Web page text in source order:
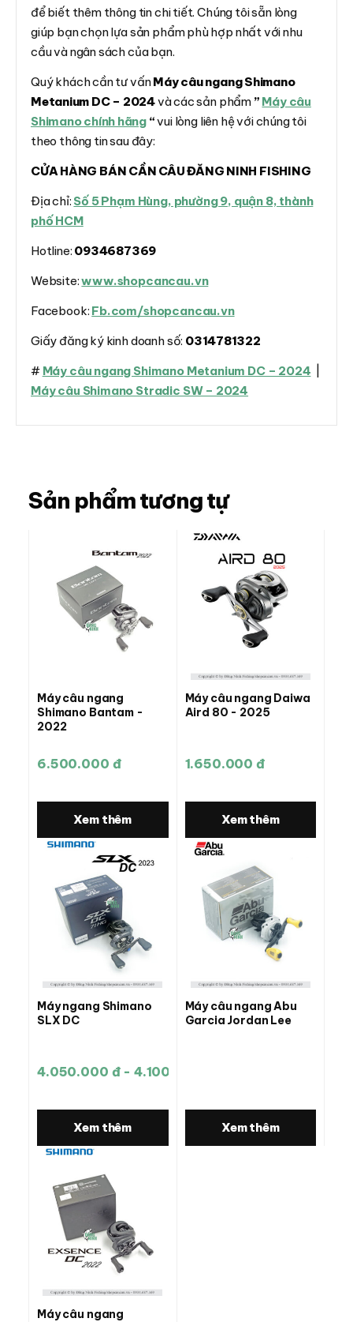
để biết thêm thông tin chi tiết. Chúng tôi sẵn lòng
giúp bạn chọn lựa sản phẩm phù hợp nhất với nhu
cầu và ngân sách của bạn.
Quý khách cần tư vấnMáy câu ngang Shimano
Metanium DC – 2024và các sản phẩm ” Máy câu
Shimano chính hãng“vui lòng liên hệ với chúng tôi
theo thông tin sau đây:
CỬA HÀNG BÁN CẦN CÂU ĐĂNG NINH FISHING
Địa chỉ: Số 5 Phạm Hùng, phường 9, quận 8, thành
phố HCM
Hotline: 0934687369
Website:www.shopcancau.vn
Facebook: Fb.com/shopcancau.vn
Giấy đăng ký kinh doanh số: 0314781322
# Máy câu ngang Shimano Metanium DC – 2024
Máy câu Shimano Stradic SW – 2024
Sản phẩm tương tự
Máy câu ngang
Shimano Bantam -
2022
6.500.000 đ
Xem thêm
Máy câu ngang Daiwa
Aird 80 - 2025
1.650.000 đ
Xem thêm
Máy ngang Shimano
SLX DC
4.050.000 đ - 4.100.000 đ
Xem thêm
Máy câu ngang Abu
Garcia Jordan Lee
Xem thêm
Máy câu ngang